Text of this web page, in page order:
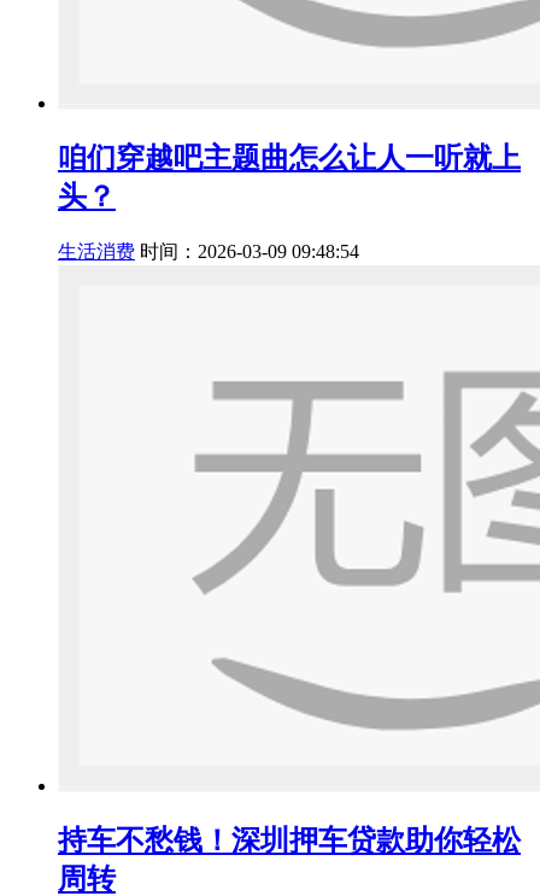
咱们穿越吧主题曲怎么让人一听就上
头？
生活消费 时间：2026-03-09 09:48:54
持车不愁钱！深圳押车贷款助你轻松
周转